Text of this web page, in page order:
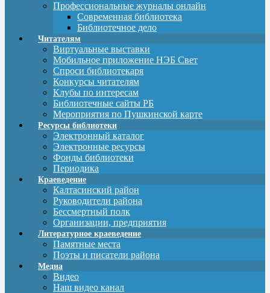
Профессиональные журналы онлайн
Современная библиотека
Библиотечное дело
Читателям
Виртуальные выставки
Мобильное приложение НЭБ Свет
Спроси библиотекаря
Конкурсы читателям
Клубы по интересам
Библиотечные сайты РБ
Мероприятия по Пушкинской карте
Ресурсы библиотеки
Электронный каталог
Электронные ресурсы
Фонды библиотеки
Периодика
Краеведение
Калтасинский район
Руководители района
Бессмертный полк
Организации, предприятия
Литературное краеведение
Памятные места
Поэты и писатели района
Медиа
Видео
Наш видео канал